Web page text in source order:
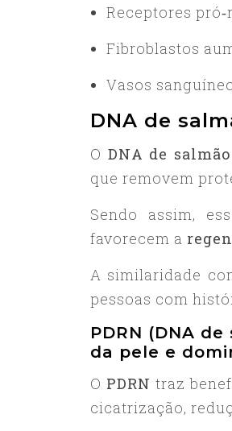
Receptores
Fibroblastos
Vasos
DNA de
O DNA de salmão
que removem
Sendo assim,
favorecem a
A similaridade
pessoas com
PDRN (DNA
da pele e
O PDRN traz
cicatrização,